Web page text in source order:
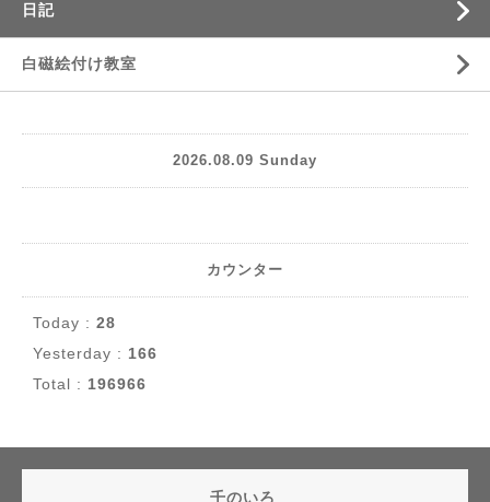
日記
白磁絵付け教室
2026.08.09 Sunday
カウンター
Today : 28
Yesterday : 166
Total : 196966
千のいろ